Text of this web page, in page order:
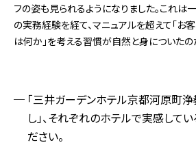
フの姿も見られるようになりました。これは
の実務経験を経て、マニュアルを超えて「お
は何か」を考える習慣が自然と身についたの
「三井ガーデンホテル京都河原町浄
し」、それぞれのホテルで実感して
ださい。